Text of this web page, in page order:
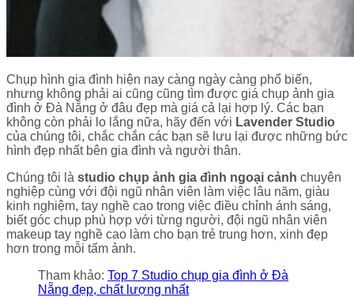
Chụp hình gia đình hiện nay càng ngày càng phổ biến,
nhưng không phải ai cũng cũng tìm được giá chụp ảnh gia
đình ở Đà Nẵng ở đâu đẹp mà giá cả lại hợp lý. Các bạn
không còn phải lo lắng nữa, hãy đến với Lavender Studio
của chúng tôi, chắc chắn các bạn sẽ lưu lại được những bức
hình đẹp nhất bên gia đình và người thân.
Chúng tôi là studio chụp ảnh gia đình ngoại cảnh chuyên
nghiệp cùng với đội ngũ nhân viên làm việc lâu năm, giàu
kinh nghiệm, tay nghề cao trong việc điều chỉnh ánh sáng,
biết góc chụp phù hợp với từng người, đội ngũ nhân viên
makeup tay nghề cao làm cho bạn trẻ trung hơn, xinh đẹp
hơn trong mỗi tấm ảnh.
Tham khảo: Top 7 Studio chụp gia đình ở Đà
Nẵng đẹp, chất lượng nhất